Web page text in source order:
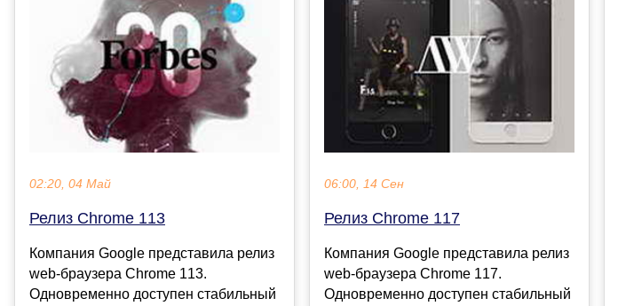
02:20, 04 Май
Релиз Chrome 113
Компания Google представила релиз
web-браузера Chrome 113.
Одновременно доступен стабильный
06:00, 14 Сен
Релиз Chrome 117
Компания Google представила релиз
web-браузера Chrome 117.
Одновременно доступен стабильный